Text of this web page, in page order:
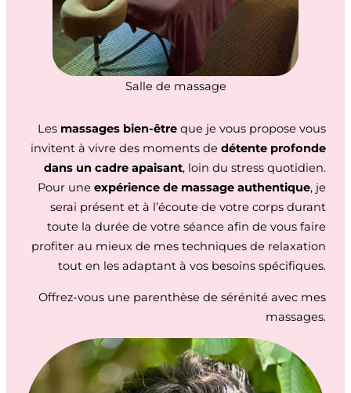
Salle de massage
Les massages bien-être que je vous propose vous
invitent à vivre des moments de détente profonde
dans un cadre apaisant, loin du stress quotidien.
Pour une expérience de massage authentique, je
serai présent et à l’écoute de votre corps durant
toute la durée de votre séance afin de vous faire
profiter au mieux de mes techniques de relaxation
tout en les adaptant à vos besoins spécifiques.
Offrez-vous une parenthèse de sérénité avec mes
massages.